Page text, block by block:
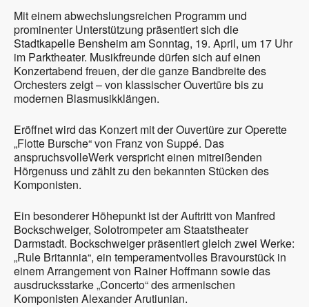
Mit einem abwechslungsreichen Programm und
prominenter Unterstützung präsentiert sich die
Stadtkapelle Bensheim am Sonntag, 19. April, um 17 Uhr
im Parktheater. Musikfreunde dürfen sich auf einen
Konzertabend freuen, der die ganze Bandbreite des
Orchesters zeigt – von klassischer Ouvertüre bis zu
modernen Blasmusikklängen.
Eröffnet wird das Konzert mit der Ouvertüre zur Operette
„Flotte Bursche“ von Franz von Suppé. Das
anspruchsvolleWerk verspricht einen mitreißenden
Hörgenuss und zählt zu den bekannten Stücken des
Komponisten.
Ein besonderer Höhepunkt ist der Auftritt von Manfred
Bockschweiger, Solotrompeter am Staatstheater
Darmstadt. Bockschweiger präsentiert gleich zwei Werke:
„Rule Britannia“, ein temperamentvolles Bravourstück in
einem Arrangement von Rainer Hoffmann sowie das
ausdrucksstarke „Concerto“ des armenischen
Komponisten Alexander Arutiunian.